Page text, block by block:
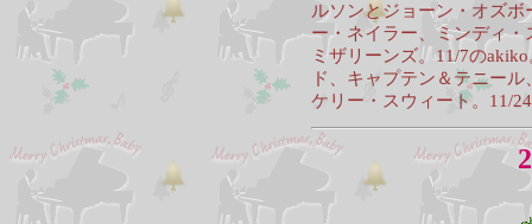
ルソンとジョーン・オズボ
ー・ネイラー、ミンディ
ミザリーンズ。11/7の
ド、キャプテン＆テニー
ケリー・スウィート。11/